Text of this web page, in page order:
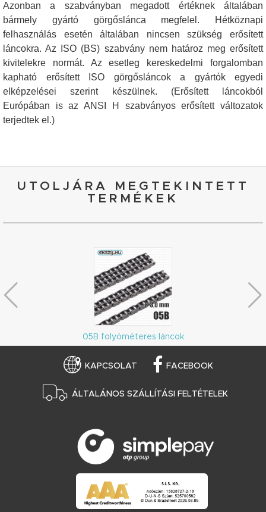
Azonban a szabványban megadott értéknek általában
bármely gyártó görgőslánca megfelel. Hétköznapi
felhasználás esetén általában nincsen szükség erősített
láncokra. Az ISO (BS) szabvány nem határoz meg erősített
kivitelekre normát. Az esetleg kereskedelmi forgalomban
kapható erősített ISO görgősláncok a gyártók egyedi
elképzelései szerint készülnek. (Erősített láncokból
Európában is az ANSI H szabványos erősített változatok
terjedtek el.)
UTOLJÁRA MEGTEKINTETT
TERMÉKEK
05B folyóméteres láncok
KAPCSOLAT FACEBOOK
ÁLTALÁNOS SZÁLLÍTÁSI FELTÉTELEK